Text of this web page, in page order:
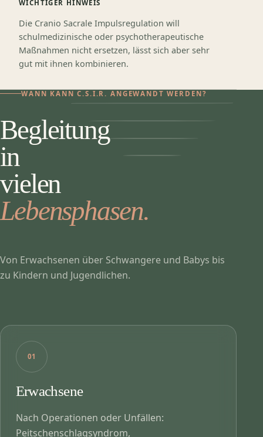
WICHTIGER HINWEIS
Die Cranio Sacrale Impulsregulation will
schulmedizinische oder psychotherapeutische
Maßnahmen nicht ersetzen, lässt sich aber sehr
gut mit ihnen kombinieren.
WANN KANN C.S.I.R. ANGEWANDT WERDEN?
Begleitung
in
vielen
Lebensphasen.
Von Erwachsenen über Schwangere und Babys bis
zu Kindern und Jugendlichen.
01
Erwachsene
Nach Operationen oder Unfällen:
Peitschenschlagsyndrom,